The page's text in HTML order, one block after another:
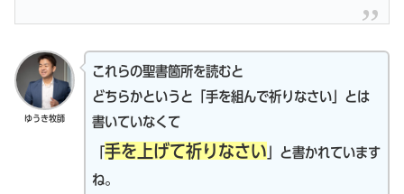
ゆうき牧師
これらの聖書箇所を読むと
どちらかというと「手を組んで祈りなさい」とは
書いていなくて
「手を上げて祈りなさい 」と書かれています
ね。